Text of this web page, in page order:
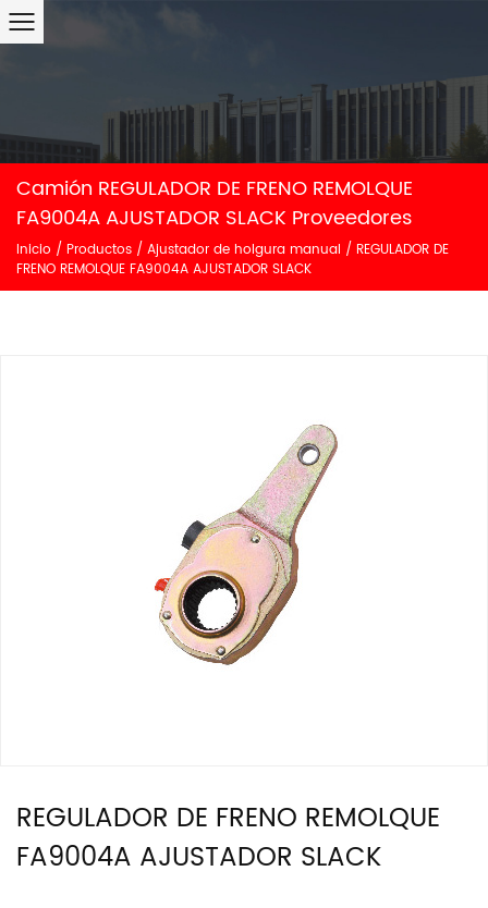
Camión REGULADOR DE FRENO REMOLQUE
FA9004A AJUSTADOR SLACK Proveedores
Inicio / Productos / Ajustador de holgura manual / REGULADOR DE
FRENO REMOLQUE FA9004A AJUSTADOR SLACK
REGULADOR DE FRENO REMOLQUE
FA9004A AJUSTADOR SLACK